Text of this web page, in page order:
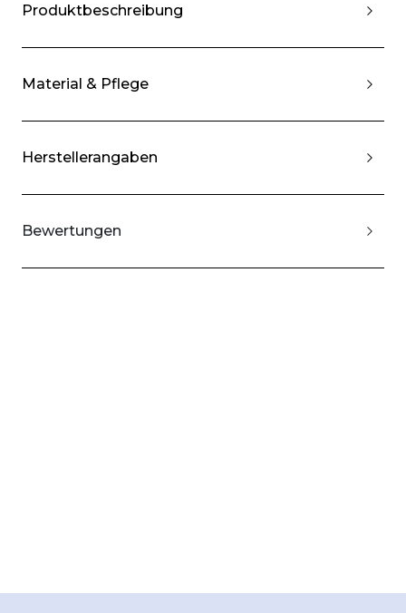
Produktbeschreibung
Material & Pflege
Herstellerangaben
Bewertungen